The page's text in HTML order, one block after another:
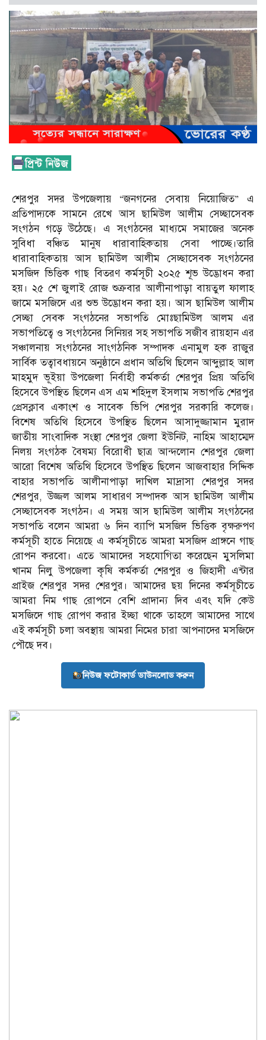
শেরপুর সদর উপজেলায় “জনগনের সেবায় নিয়োজিত” এ
প্রতিপাদ্যকে সামনে রেখে আস ছামিউল আলীম সেচ্ছাসেবক
সংগঠন গড়ে উঠেছে। এ সংগঠনের মাধ্যমে সমাজের অনেক
সুবিধা বঞ্চিত মানুষ ধারাবাহিকতায় সেবা পাচ্ছে।তারি
ধারাবাহিকতায় আস ছামিউল আলীম সেচ্ছাসেবক সংগঠনের
মসজিদ ভিত্তিক গাছ বিতরণ কর্মসূচী ২০২৫ শূভ উদ্ভোধন করা
হয়। ২৫ শে জুলাই রোজ শুক্রবার আলীনাপাড়া বায়তুল ফালাহ
জামে মসজিদে এর শুভ উদ্ভোধন করা হয়। আস ছামিউল আলীম
সেচ্ছা সেবক সংগঠনের সভাপতি মোঃছামিউল আলম এর
সভাপতিত্বে ও সংগঠনের সিনিয়র সহ সভাপতি সজীব রায়হান এর
সঞ্চালনায় সংগঠনের সাংগঠনিক সম্পাদক এনামুল হক রাজুর
সার্বিক তত্বাবধায়নে অনুষ্ঠানে প্রধান অতিথি ছিলেন আব্দুল্লাহ আল
মাহমুদ ভূইয়া উপজেলা নির্বাহী কর্মকর্তা শেরপুর প্রিয় অতিথি
হিসেবে উপস্থিত ছিলেন এস এম শহিদুল ইসলাম সভাপতি শেরপুর
প্রেসক্লাব একাংশ ও সাবেক ভিপি শেরপুর সরকারি কলেজ।
বিশেষ অতিথি হিসেবে উপস্থিত ছিলেন আসাদুজ্জামান মুরাদ
জাতীয় সাংবাদিক সংস্থা শেরপুর জেলা ইউনিট, নাহিম আহাম্মেদ
নিলয় সংগঠক বৈষম্য বিরোধী ছাত্র আন্দলোন শেরপুর জেলা
আরো বিশেষ অতিথি হিসেবে উপস্থিত ছিলেন আজবাহার সিদ্দিক
বাহার সভাপতি আলীনাপাড়া দাখিল মাদ্রাসা শেরপুর সদর
শেরপুর, উজ্জল আলম সাধারণ সম্পাদক আস ছামিউল আলীম
সেচ্ছাসেবক সংগঠন। এ সময় আস ছামিউল আলীম সংগঠনের
সভাপতি বলেন আমরা ৬ দিন ব্যাপি মসজিদ ভিত্তিক বৃক্ষরুপণ
কর্মসূচী হাতে নিয়েছে এ কর্মসূচীতে আমরা মসজিদ প্রাঙ্গনে গাছ
রোপন করবো। এতে আমাদের সহযোগিতা করেছেন মুসলিমা
খানম নিলু উপজেলা কৃষি কর্মকর্তা শেরপুর ও জিহাদী এন্টার
প্রাইজ শেরপুর সদর শেরপুর। আমাদের ছয় দিনের কর্মসূচীতে
আমরা নিম গাছ রোপনে বেশি প্রাদান্য দিব এবং যদি কেউ
মসজিদে গাছ রোপণ করার ইচ্ছা থাকে তাহলে আমাদের সাথে
এই কর্মসূচী চলা অবস্থায় আমরা নিমের চারা আপনাদের মসজিদে
পৌছে দব।
নিউজ ফটোকার্ড ডাউনলোড করুন